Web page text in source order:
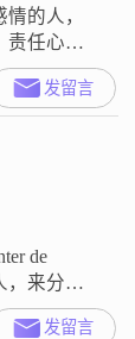
孩善良
的人，
责任心特
我还是一
发留言
de
，来分享
发留言